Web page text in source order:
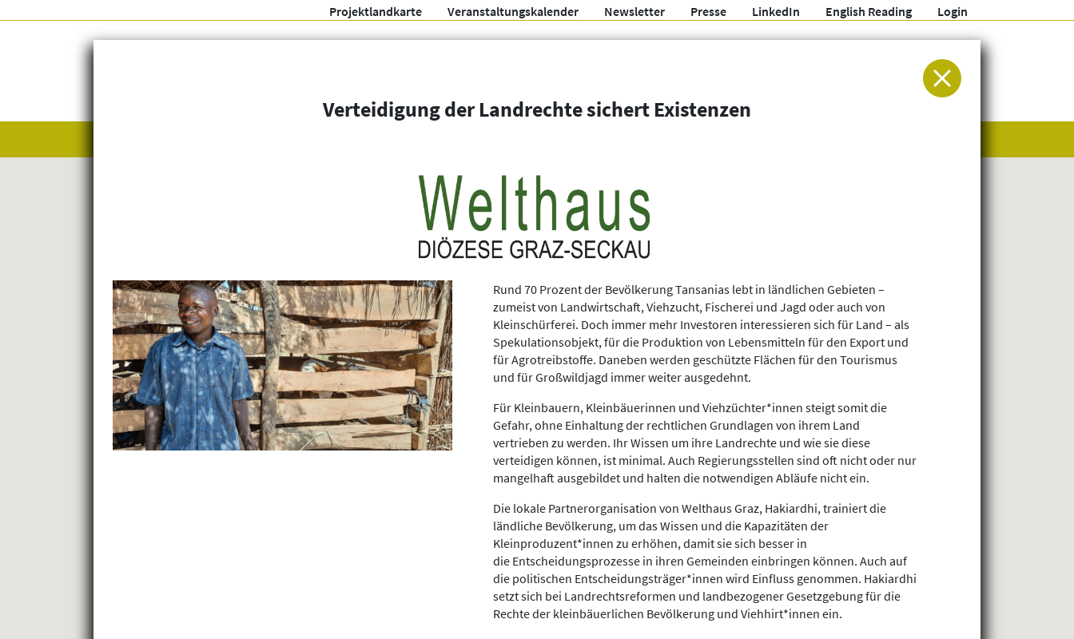
Projektlandkarte Veranstaltungskalender Newsletter Presse LinkedIn English Reading Login
Arbeitsgemeinschaft für Entwicklung und Humanitäre Hilfe
Verteidigung der Landrechte sichert Existenzen
Rund 70 Prozent der Bevölkerung Tansanias lebt in ländlichen Gebieten –
zumeist von Landwirtschaft, Viehzucht, Fischerei und Jagd oder auch von
Kleinschürferei. Doch immer mehr Investoren interessieren sich für Land – als
Spekulationsobjekt, für die Produktion von Lebensmitteln für den Export und
für Agrotreibstoffe. Daneben werden geschützte Flächen für den Tourismus
und für Großwildjagd immer weiter ausgedehnt.
Für Kleinbauern, Kleinbäuerinnen und Viehzüchter*innen steigt somit die
Gefahr, ohne Einhaltung der rechtlichen Grundlagen von ihrem Land
vertrieben zu werden. Ihr Wissen um ihre Landrechte und wie sie diese
verteidigen können, ist minimal. Auch Regierungsstellen sind oft nicht oder nur
mangelhaft ausgebildet und halten die notwendigen Abläufe nicht ein.
Die lokale Partnerorganisation von Welthaus Graz, Hakiardhi, trainiert die
ländliche Bevölkerung, um das Wissen und die Kapazitäten der
Kleinproduzent*innen zu erhöhen, damit sie sich besser in
die Entscheidungsprozesse in ihren Gemeinden einbringen können. Auch auf
die politischen Entscheidungsträger*innen wird Einfluss genommen. Hakiardhi
setzt sich bei Landrechtsreformen und landbezogener Gesetzgebung für die
Rechte der kleinbäuerlichen Bevölkerung und Viehhirt*innen ein.